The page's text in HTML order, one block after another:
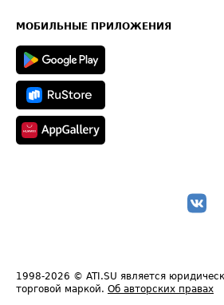
Техническая информация
МОБИЛЬНЫЕ ПРИЛОЖЕНИЯ
1998-2026 © ATI.SU является
торговой маркой. Об авторских правах